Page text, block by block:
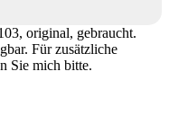
original, gebraucht.
Für zusätzliche
Sie mich bitte.